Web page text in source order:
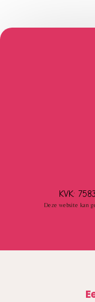
KVK:
Deze website kan